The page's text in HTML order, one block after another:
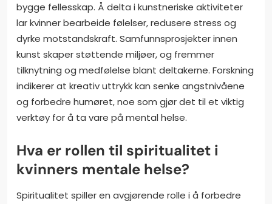
bygge fellesskap. Å delta i kunstneriske aktiviteter
lar kvinner bearbeide følelser, redusere stress og
dyrke motstandskraft. Samfunnsprosjekter innen
kunst skaper støttende miljøer, og fremmer
tilknytning og medfølelse blant deltakerne. Forskning
indikerer at kreativ uttrykk kan senke angstnivåene
og forbedre humøret, noe som gjør det til et viktig
verktøy for å ta vare på mental helse.
Hva er rollen til spiritualitet i
kvinners mentale helse?
Spiritualitet spiller en avgjørende rolle i å forbedre